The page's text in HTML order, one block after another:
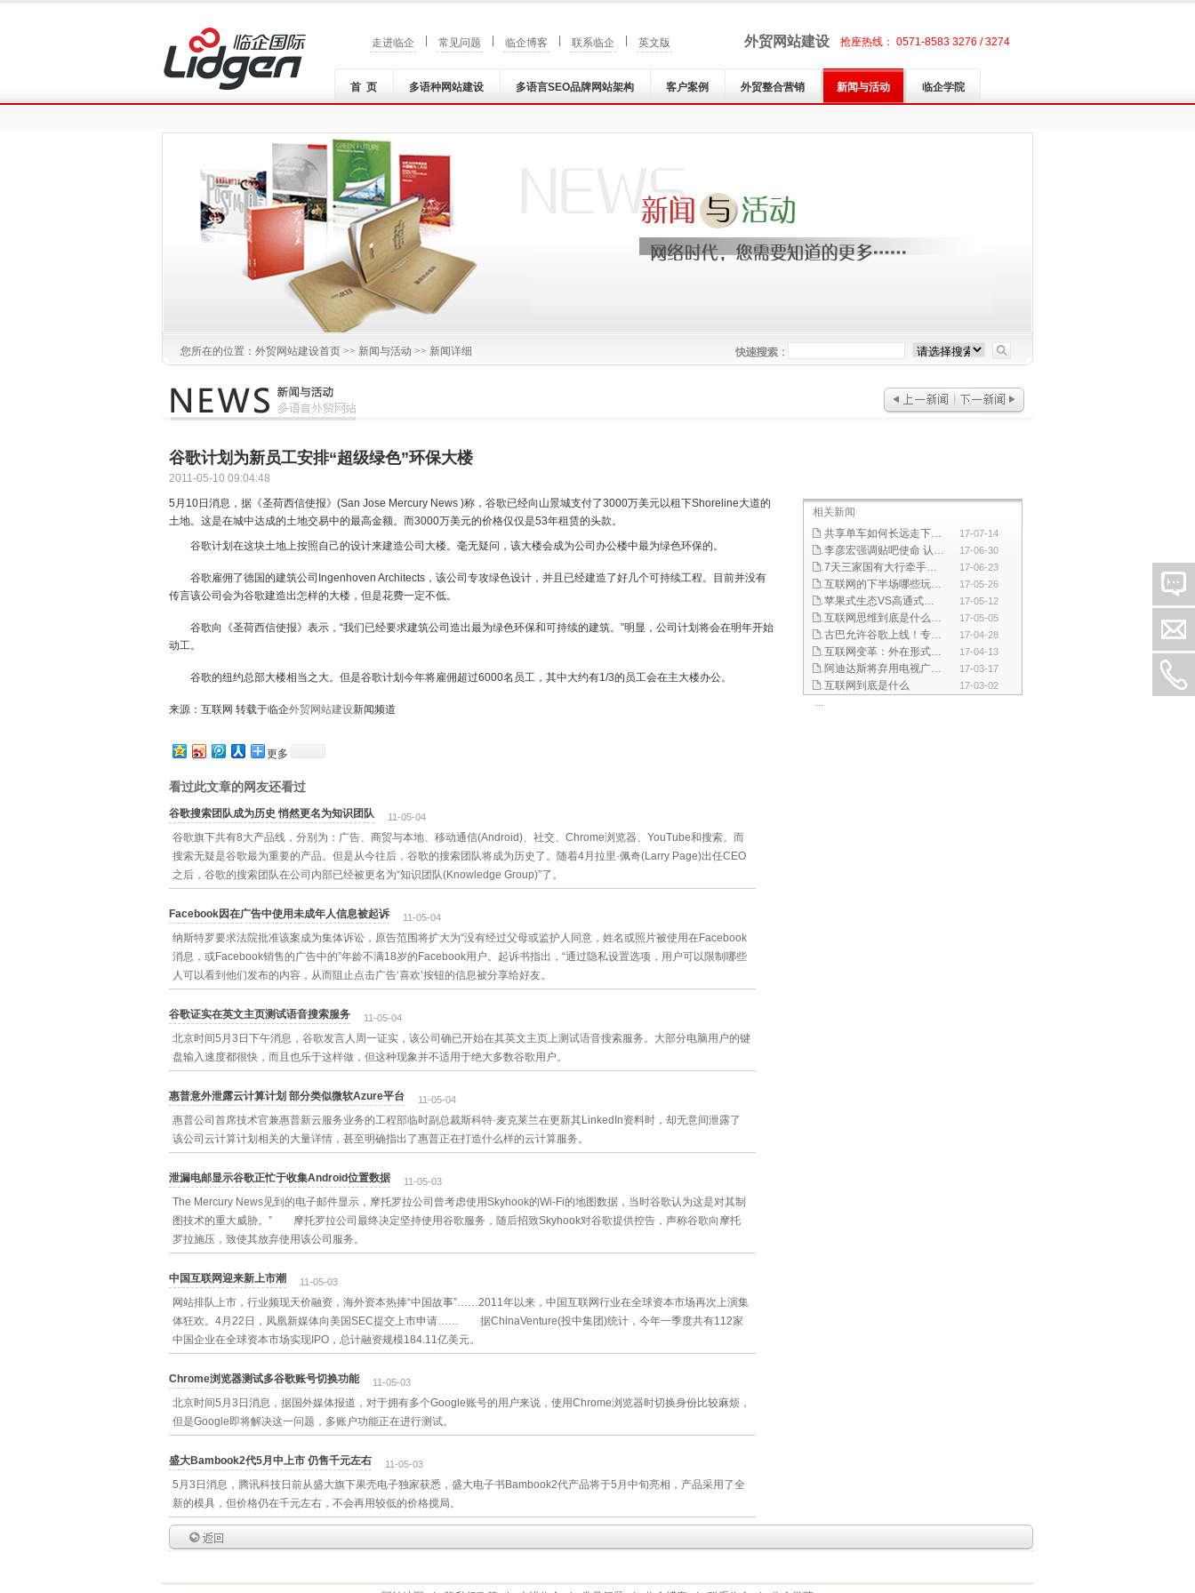
外贸网站建设 抢座热线： 0571-8583 3276 / 3274
走进临企 常见问题 临企博客 联系临企 英文版
首 页 多语种网站建设 多语言SEO品牌网站架构 客户案例 外贸整合营销 新闻与活动 临企学院
您所在的位置： 外贸网站建设首页 >> 新闻与活动 >> 新闻详细
相关新闻
17-07-14
共享单车如何长远走下去？政府应加强引导和监管
17-06-30
李彦宏强调贴吧使命 认为移动互联网机会所剩不多
17-06-23
7天三家国有大行牵手互联网巨头 双方合作是大势所趋
17-05-26
互联网的下半场哪些玩法会引发行业巨变
17-05-12
苹果式生态VS高通式生态 谁更是驱动中国产业发展新动能
17-05-05
互联网思维到底是什么？看完这篇文章你就知道了！
17-04-28
古巴允许谷歌上线！专家:这是一个难得的进步
17-04-13
互联网变革：外在形式不断改变但本质却没有变
17-03-17
阿迪达斯将弃用电视广告宣传 重数字化渠道吸引年轻人
17-03-02
互联网到底是什么
谷歌计划为新员工安排“超级绿色”环保大楼
2011-05-10 09:04:48
5月10日消息，据《圣荷西信使报》(San Jose Mercury News )称，谷歌已经向山景城支付了3000万美元以租下Shoreline大道的
土地。这是在城中达成的土地交易中的最高金额。而3000万美元的价格仅仅是53年租赁的头款。
谷歌计划在这块土地上按照自己的设计来建造公司大楼。毫无疑问，该大楼会成为公司办公楼中最为绿色环保的。
谷歌雇佣了德国的建筑公司Ingenhoven Architects，该公司专攻绿色设计，并且已经建造了好几个可持续工程。目前并没有
传言该公司会为谷歌建造出怎样的大楼，但是花费一定不低。
谷歌向《圣荷西信使报》表示，“我们已经要求建筑公司造出最为绿色环保和可持续的建筑。”明显，公司计划将会在明年开始
动工。
谷歌的纽约总部大楼相当之大。但是谷歌计划今年将雇佣超过6000名员工，其中大约有1/3的员工会在主大楼办公。
来源：互联网 转载于临企外贸网站建设新闻频道
更多
看过此文章的网友还看过
谷歌搜索团队成为历史 悄然更名为知识团队 11-05-04
谷歌旗下共有8大产品线，分别为：广告、商贸与本地、移动通信(Android)、社交、Chrome浏览器、YouTube和搜索。而
搜索无疑是谷歌最为重要的产品。但是从今往后，谷歌的搜索团队将成为历史了。随着4月拉里·佩奇(Larry Page)出任CEO
之后，谷歌的搜索团队在公司内部已经被更名为“知识团队(Knowledge Group)”了。
Facebook因在广告中使用未成年人信息被起诉 11-05-04
纳斯特罗要求法院批准该案成为集体诉讼，原告范围将扩大为“没有经过父母或监护人同意，姓名或照片被使用在Facebook
消息，或Facebook销售的广告中的”年龄不满18岁的Facebook用户。起诉书指出，“通过隐私设置选项，用户可以限制哪些
人可以看到他们发布的内容，从而阻止点击广告‘喜欢’按钮的信息被分享给好友。
谷歌证实在英文主页测试语音搜索服务 11-05-04
北京时间5月3日下午消息，谷歌发言人周一证实，该公司确已开始在其英文主页上测试语音搜索服务。大部分电脑用户的键
盘输入速度都很快，而且也乐于这样做，但这种现象并不适用于绝大多数谷歌用户。
惠普意外泄露云计算计划 部分类似微软Azure平台 11-05-04
惠普公司首席技术官兼惠普新云服务业务的工程部临时副总裁斯科特·麦克莱兰在更新其LinkedIn资料时，却无意间泄露了
该公司云计算计划相关的大量详情，甚至明确指出了惠普正在打造什么样的云计算服务。
泄漏电邮显示谷歌正忙于收集Android位置数据 11-05-03
The Mercury News见到的电子邮件显示，摩托罗拉公司曾考虑使用Skyhook的Wi-Fi的地图数据，当时谷歌认为这是对其制
图技术的重大威胁。” 摩托罗拉公司最终决定坚持使用谷歌服务，随后招致Skyhook对谷歌提供控告，声称谷歌向摩托
罗拉施压，致使其放弃使用该公司服务。
中国互联网迎来新上市潮 11-05-03
网站排队上市，行业频现天价融资，海外资本热捧“中国故事”……2011年以来，中国互联网行业在全球资本市场再次上演集
体狂欢。4月22日，凤凰新媒体向美国SEC提交上市申请…… 据ChinaVenture(投中集团)统计，今年一季度共有112家
中国企业在全球资本市场实现IPO，总计融资规模184.11亿美元。
Chrome浏览器测试多谷歌账号切换功能 11-05-03
北京时间5月3日消息，据国外媒体报道，对于拥有多个Google账号的用户来说，使用Chrome浏览器时切换身份比较麻烦，
但是Google即将解决这一问题，多账户功能正在进行测试。
盛大Bambook2代5月中上市 仍售千元左右 11-05-03
5月3日消息，腾讯科技日前从盛大旗下果壳电子独家获悉，盛大电子书Bambook2代产品将于5月中旬亮相，产品采用了全
新的模具，但价格仍在千元左右，不会再用较低的价格搅局。